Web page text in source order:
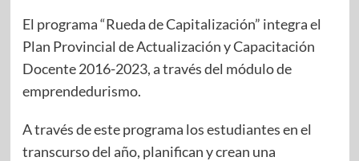
El programa “Rueda de Capitalización” integra el
Plan Provincial de Actualización y Capacitación
Docente 2016-2023, a través del módulo de
emprendedurismo.
A través de este programa los estudiantes en el
transcurso del año, planifican y crean una